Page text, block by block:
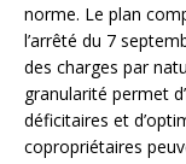
norme. Le plan
l’arrêté du 7
des charges par
granularité permet
déficitaires et
copropriétaires